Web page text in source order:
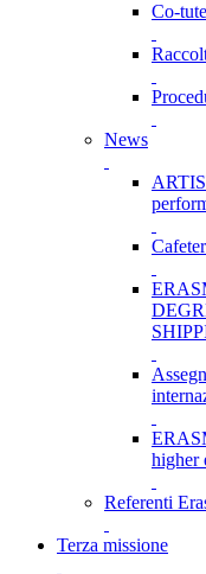
Co-
News
higher
Referenti
Terza missione